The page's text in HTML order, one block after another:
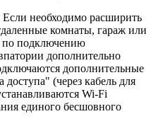
необходимо расширить
комнаты, гараж или
по подключению
дополнительно
дополнительные
(через кабель для
Wi-Fi
единого бесшовного